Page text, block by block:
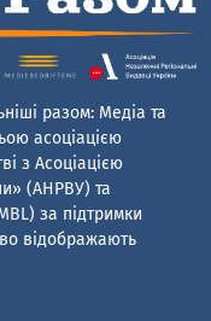
разом: Медіа та
асоціацією
з Асоціацією
(АНРВУ) та
за підтримки
відображають